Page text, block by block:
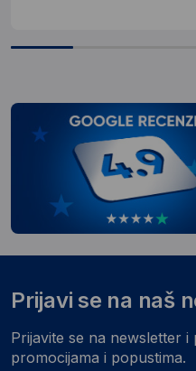
Prijavi se na naš
Prijavite se na newsletter
promocijama i popustima.